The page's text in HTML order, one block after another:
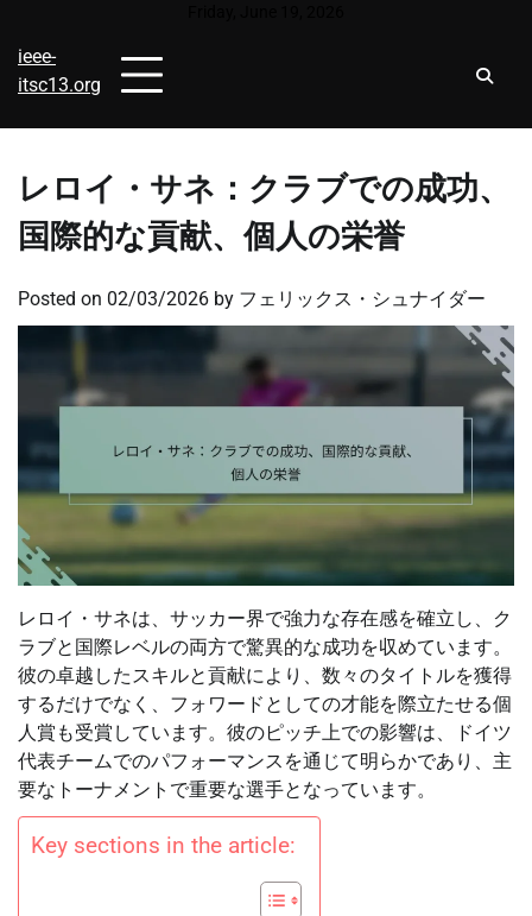
content
ieee-
itsc13.org
レロイ・サネ：クラブでの成功、
国際的な貢献、個人の栄誉
Posted on 02/03/2026 by フェリックス・シュナイダー
レロイ・サネは、サッカー界で強力な存在感を確立し、ク
ラブと国際レベルの両方で驚異的な成功を収めています。
彼の卓越したスキルと貢献により、数々のタイトルを獲得
するだけでなく、フォワードとしての才能を際立たせる個
人賞も受賞しています。彼のピッチ上での影響は、ドイツ
代表チームでのパフォーマンスを通じて明らかであり、主
要なトーナメントで重要な選手となっています。
Key sections in the article: